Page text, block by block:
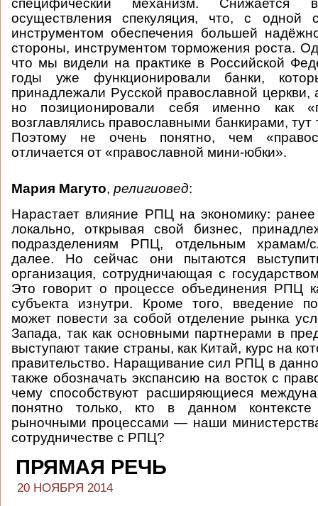
специфический механизм. Снижается
осуществления спекуляция, что, с одной
инструментом обеспечения большей
стороны, инструментом торможения роста.
что мы видели на практике в Российской
годы уже функционировали банки,
принадлежали Русской православной церкви,
но позиционировали себя именно как
возглавлялись православными банкирами, тут
Поэтому не очень понятно, чем
отличается от «православной мини-юбки».
Мария Магуто, религиовед:
Нарастает влияние РПЦ на экономику:
локально, открывая свой бизнес,
подразделениям РПЦ, отдельным храмам/
далее. Но сейчас они пытаются
организация, сотрудничающая с
Это говорит о процессе объединения РПЦ
субъекта изнутри. Кроме того, введение
может повести за собой отделение рынка
Запада, так как основными партнерами в
выступают такие страны, как Китай, курс на
правительство. Наращивание сил РПЦ в
также обозначать экспансию на восток с
чему способствуют расширяющиеся
понятно только, кто в данном контексте
рыночными процессами — наши
сотрудничестве с РПЦ?
ПРЯМАЯ РЕЧЬ
20 НОЯБРЯ 2014